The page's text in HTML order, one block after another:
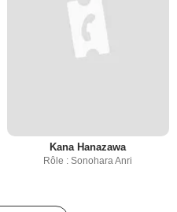
Kana Hanazawa
Rôle : Sonohara Anri